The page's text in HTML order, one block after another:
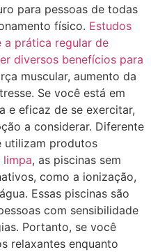
para pessoas de todas
físico. Estudos
prática regular de
diversos benefícios para
muscular, aumento da
Se você está em
e eficaz de se exercitar,
a considerar. Diferente
utilizam produtos
limpa, as piscinas sem
como a ionização,
Essas piscinas são
com sensibilidade
Portanto, se você
relaxantes enquanto